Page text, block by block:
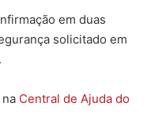
em duas
solicitado em
Central de Ajuda do